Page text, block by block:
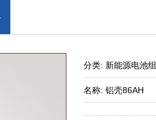
分类: 新能源电池组
名称: 铝壳86AH